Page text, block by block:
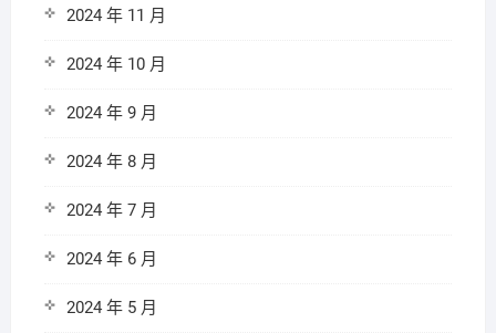
2024 年 11 月
2024 年 10 月
2024 年 9 月
2024 年 8 月
2024 年 7 月
2024 年 6 月
2024 年 5 月